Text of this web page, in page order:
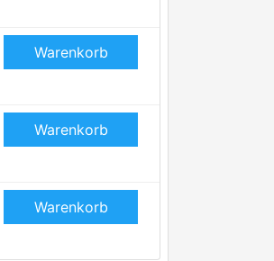
Warenkorb
Warenkorb
Warenkorb